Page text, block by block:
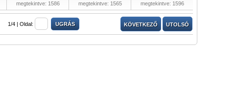
megtekintve: 1586
megtekintve: 1565
megtekintve: 1596
1/4 | Oldal: KÖVETKEZŐ UTOLSÓ